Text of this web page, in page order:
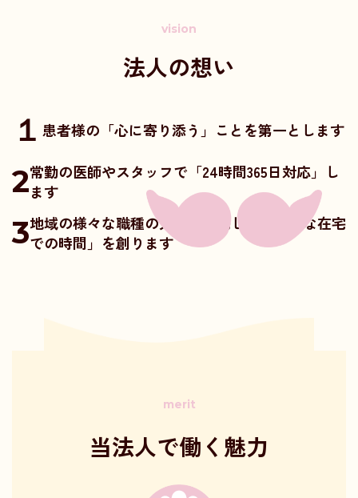
vision
法人の想い
１ 患者様の「心に寄り添う」ことを第一とします
2常勤の医師やスタッフで「24時間365日対応」し
ます
3地域の様々な職種の方々と連携し、「幸せな在宅
での時間」を創ります
merit
当法人で働く魅力